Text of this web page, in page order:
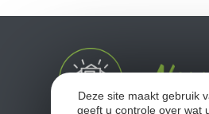
Deze site maakt gebruik
geeft u controle over wat